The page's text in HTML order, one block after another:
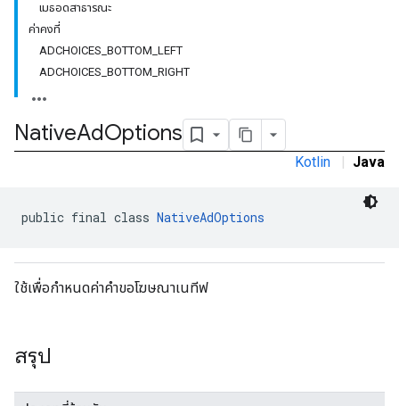
เมธอดสาธารณะ
ค่าคงที่
ADCHOICES_BOTTOM_LEFT
ADCHOICES_BOTTOM_RIGHT
NativeAdOptions
Kotlin | Java
public final class NativeAdOptions
ใช้เพื่อกำหนดค่าคำขอโฆษณาเนทีฟ
สรุป